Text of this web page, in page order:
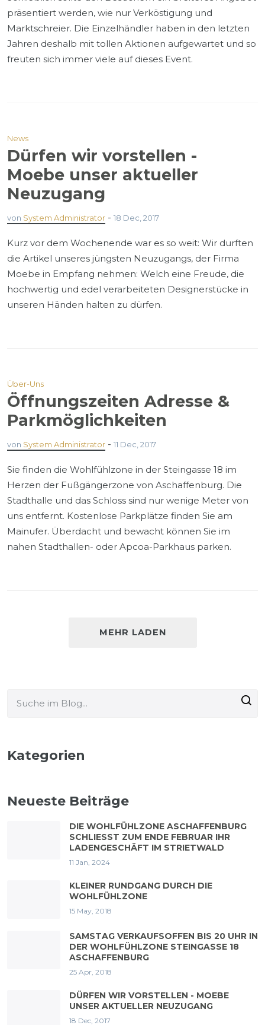
präsentiert werden, wie nur Verköstigung und
Marktschreier. Die Einzelhändler haben in den letzten
Jahren deshalb mit tollen Aktionen aufgewartet und so
freuten sich immer viele auf dieses Event.
News
Dürfen wir vorstellen -
Moebe unser aktueller
Neuzugang
von System Administrator - 18 Dec, 2017
Kurz vor dem Wochenende war es so weit: Wir durften
die Artikel unseres jüngsten Neuzugangs, der Firma
Moebe in Empfang nehmen: Welch eine Freude, die
hochwertig und edel verarbeiteten Designerstücke in
unseren Händen halten zu dürfen.
Über-Uns
Öffnungszeiten Adresse &
Parkmöglichkeiten
von System Administrator - 11 Dec, 2017
Sie finden die Wohlfühlzone in der Steingasse 18 im
Herzen der Fußgängerzone von Aschaffenburg. Die
Stadthalle und das Schloss sind nur wenige Meter von
uns entfernt. Kostenlose Parkplätze finden Sie am
Mainufer. Überdacht und bewacht können Sie im
nahen Stadthallen- oder Apcoa-Parkhaus parken.
MEHR LADEN
Kategorien
Neueste Beiträge
DIE WOHLFÜHLZONE ASCHAFFENBURG
SCHLIESST ZUM ENDE FEBRUAR IHR L
ADENGESCHÄFT IM STRIETWALD
11 Jan, 2024
KLEINER RUNDGANG DURCH DIE
WOHLFÜHLZONE
15 May, 2018
SAMSTAG VERKAUFSOFFEN BIS 20 UHR IN
DER WOHLFÜHLZONE STEINGASSE 18
ASCHAFFENBURG
25 Apr, 2018
DÜRFEN WIR VORSTELLEN - MOEBE
UNSER AKTUELLER NEUZUGANG
18 Dec, 2017